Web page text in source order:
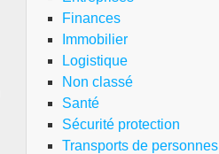
Finances
Immobilier
Logistique
Non classé
Santé
Sécurité protection
Transports de personnes